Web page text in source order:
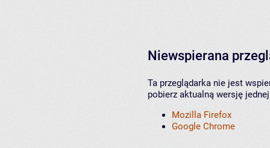
Niewspierana
Ta przeglądarka nie jest
pobierz aktualną wersję
Mozilla Firefox
Google Chrome